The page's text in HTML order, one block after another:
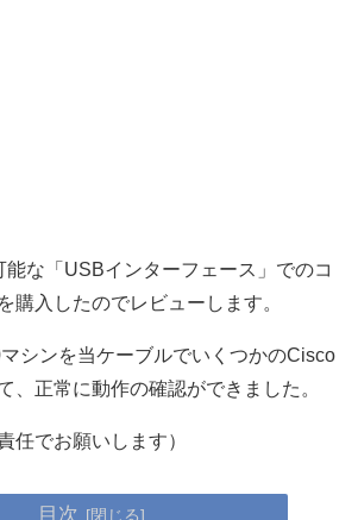
な「USBインターフェース」でのコ
購入したのでレビューします。
シンを当ケーブルでいくつかのCisco
、正常に動作の確認ができました。
任でお願いします）
目次